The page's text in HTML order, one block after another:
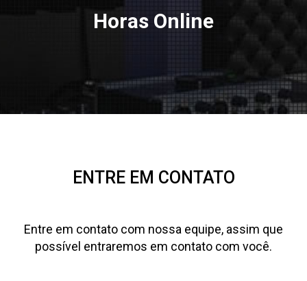
Horas Online
ENTRE EM CONTATO
Entre em contato com nossa equipe, assim que
possível entraremos em contato com você.